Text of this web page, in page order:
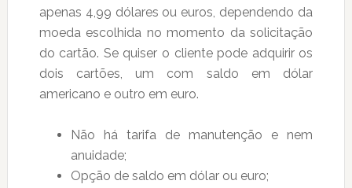
apenas 4,99 dólares ou euros, dependendo da
moeda escolhida no momento da solicitação
do cartão. Se quiser o cliente pode adquirir os
dois cartões, um com saldo em dólar
americano e outro em euro.
Não há tarifa de manutenção e nem
anuidade;
Opção de saldo em dólar ou euro;